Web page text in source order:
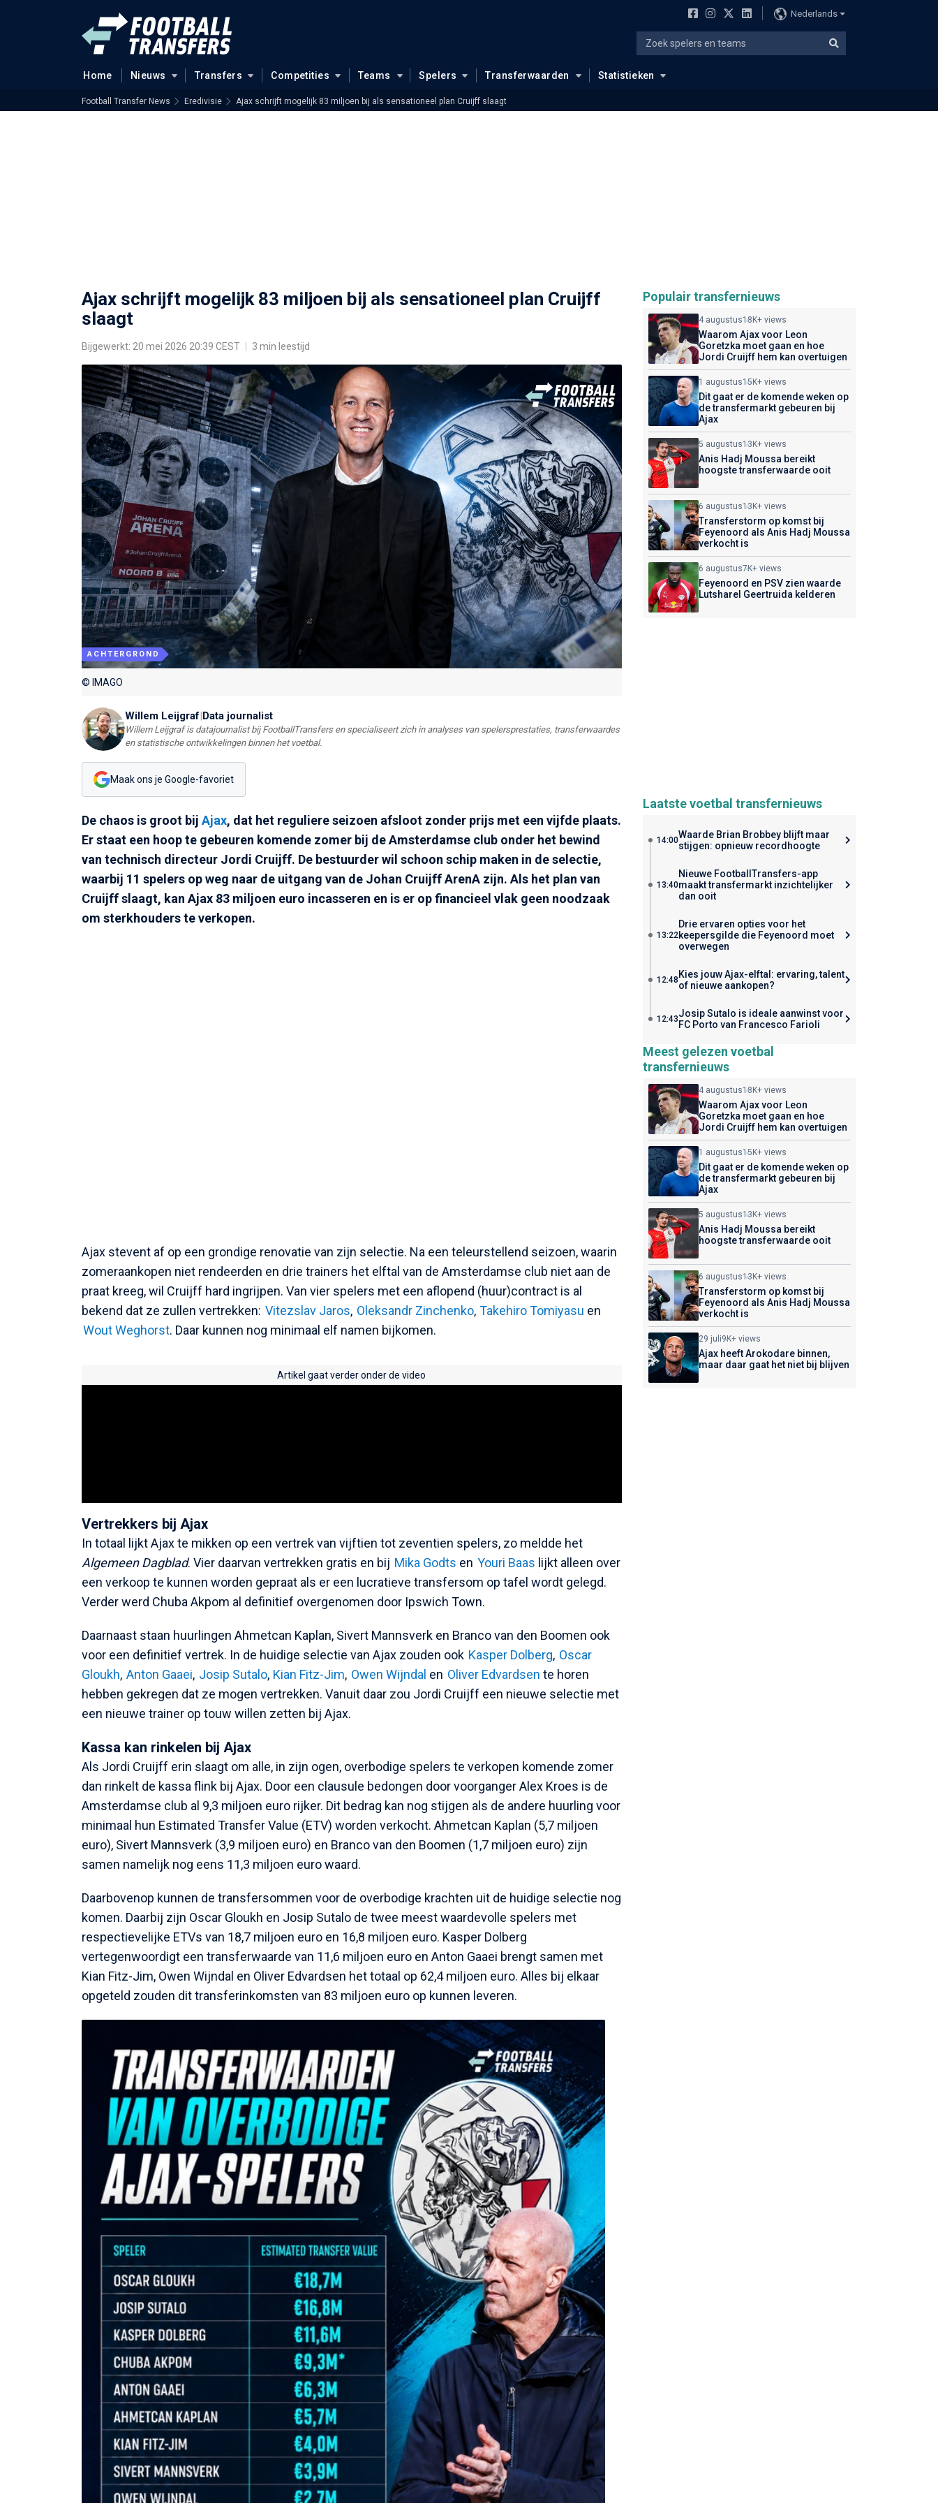
Nederlands
Home Nieuws Transfers Competities Teams Spelers Transferwaarden Statistieken
Football Transfer News Eredivisie Ajax schrijft mogelijk 83 miljoen bij als sensationeel plan Cruijff slaagt
Ajax schrijft mogelijk 83 miljoen bij als sensationeel plan Cruijff
slaagt
Bijgewerkt: 20 mei 2026 20:39 CEST 3 min leestijd
ACHTERGROND
© IMAGO
Willem Leijgraf|Data journalist
Willem Leijgraf is datajournalist bij FootballTransfers en specialiseert zich in analyses van spelersprestaties, transferwaardes
en statistische ontwikkelingen binnen het voetbal.
Maak ons je Google-favoriet
De chaos is groot bij Ajax, dat het reguliere seizoen afsloot zonder prijs met een vijfde plaats.
Er staat een hoop te gebeuren komende zomer bij de Amsterdamse club onder het bewind
van technisch directeur Jordi Cruijff. De bestuurder wil schoon schip maken in de selectie,
waarbij 11 spelers op weg naar de uitgang van de Johan Cruijff ArenA zijn. Als het plan van
Cruijff slaagt, kan Ajax 83 miljoen euro incasseren en is er op financieel vlak geen noodzaak
om sterkhouders te verkopen.
Ajax stevent af op een grondige renovatie van zijn selectie. Na een teleurstellend seizoen, waarin
zomeraankopen niet rendeerden en drie trainers het elftal van de Amsterdamse club niet aan de
praat kreeg, wil Cruijff hard ingrijpen. Van vier spelers met een aflopend (huur)contract is al
bekend dat ze zullen vertrekken: Vitezslav Jaros, Oleksandr Zinchenko, Takehiro Tomiyasu en
Wout Weghorst. Daar kunnen nog minimaal elf namen bijkomen.
Artikel gaat verder onder de video
Vertrekkers bij Ajax
In totaal lijkt Ajax te mikken op een vertrek van vijftien tot zeventien spelers, zo meldde het
Algemeen Dagblad. Vier daarvan vertrekken gratis en bij Mika Godts en Youri Baas lijkt alleen over
een verkoop te kunnen worden gepraat als er een lucratieve transfersom op tafel wordt gelegd.
Verder werd Chuba Akpom al definitief overgenomen door Ipswich Town.
Daarnaast staan huurlingen Ahmetcan Kaplan, Sivert Mannsverk en Branco van den Boomen ook
voor een definitief vertrek. In de huidige selectie van Ajax zouden ook Kasper Dolberg, Oscar
Gloukh, Anton Gaaei, Josip Sutalo, Kian Fitz-Jim, Owen Wijndal en Oliver Edvardsen te horen
hebben gekregen dat ze mogen vertrekken. Vanuit daar zou Jordi Cruijff een nieuwe selectie met
een nieuwe trainer op touw willen zetten bij Ajax.
Kassa kan rinkelen bij Ajax
Als Jordi Cruijff erin slaagt om alle, in zijn ogen, overbodige spelers te verkopen komende zomer
dan rinkelt de kassa flink bij Ajax. Door een clausule bedongen door voorganger Alex Kroes is de
Amsterdamse club al 9,3 miljoen euro rijker. Dit bedrag kan nog stijgen als de andere huurling voor
minimaal hun Estimated Transfer Value (ETV) worden verkocht. Ahmetcan Kaplan (5,7 miljoen
euro), Sivert Mannsverk (3,9 miljoen euro) en Branco van den Boomen (1,7 miljoen euro) zijn
samen namelijk nog eens 11,3 miljoen euro waard.
Daarbovenop kunnen de transfersommen voor de overbodige krachten uit de huidige selectie nog
komen. Daarbij zijn Oscar Gloukh en Josip Sutalo de twee meest waardevolle spelers met
respectievelijke ETVs van 18,7 miljoen euro en 16,8 miljoen euro. Kasper Dolberg
vertegenwoordigt een transferwaarde van 11,6 miljoen euro en Anton Gaaei brengt samen met
Kian Fitz-Jim, Owen Wijndal en Oliver Edvardsen het totaal op 62,4 miljoen euro. Alles bij elkaar
opgeteld zouden dit transferinkomsten van 83 miljoen euro op kunnen leveren.
Populair transfernieuws
4 augustus18K+ views
Waarom Ajax voor Leon
Goretzka moet gaan en hoe
Jordi Cruijff hem kan overtuigen
1 augustus15K+ views
Dit gaat er de komende weken op
de transfermarkt gebeuren bij
Ajax
5 augustus13K+ views
Anis Hadj Moussa bereikt
hoogste transferwaarde ooit
6 augustus13K+ views
Transferstorm op komst bij
Feyenoord als Anis Hadj Moussa
verkocht is
6 augustus7K+ views
Feyenoord en PSV zien waarde
Lutsharel Geertruida kelderen
Laatste voetbal transfernieuws
14:00Waarde Brian Brobbey blijft maar
stijgen: opnieuw recordhoogte
13:40
Nieuwe FootballTransfers-app
maakt transfermarkt inzichtelijker
dan ooit
13:22
Drie ervaren opties voor het
keepersgilde die Feyenoord moet
overwegen
12:48 Kies jouw Ajax-elftal: ervaring, talent
of nieuwe aankopen?
12:43Josip Sutalo is ideale aanwinst voor
FC Porto van Francesco Farioli
Meest gelezen voetbal
transfernieuws
4 augustus18K+ views
Waarom Ajax voor Leon
Goretzka moet gaan en hoe
Jordi Cruijff hem kan overtuigen
1 augustus15K+ views
Dit gaat er de komende weken op
de transfermarkt gebeuren bij
Ajax
5 augustus13K+ views
Anis Hadj Moussa bereikt
hoogste transferwaarde ooit
6 augustus13K+ views
Transferstorm op komst bij
Feyenoord als Anis Hadj Moussa
verkocht is
29 juli9K+ views
Ajax heeft Arokodare binnen,
maar daar gaat het niet bij blijven